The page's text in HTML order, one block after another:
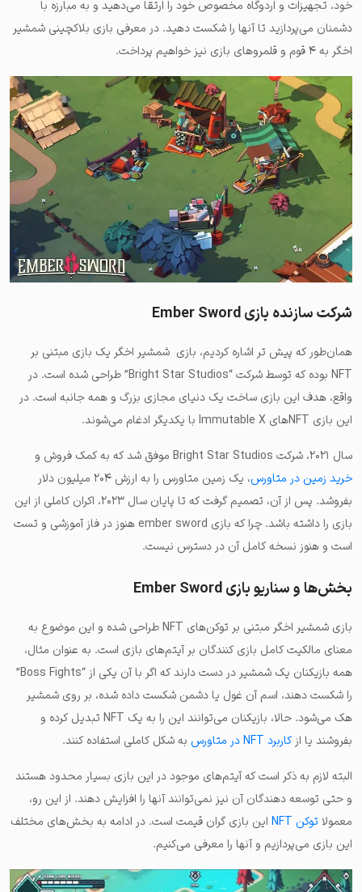
خود، تجهیزات و اردوگاه مخصوص خود را ارتقا می‌دهید و به مبارزه با
دشمنان می‌پردازید تا آنها را شکست دهید. در معرفی بازی بلاکچینی شمشیر
اخگر به ۴ قوم و قلمروهای بازی نیز خواهیم پرداخت.
شرکت سازنده بازی Ember Sword
همان‌طور که پیش تر اشاره کردیم، بازی شمشیر اخگر یک بازی مبتنی بر
NFT بوده که توسط شرکت “Bright Star Studios” طراحی شده است. در
واقع، هدف این بازی ساخت یک دنیای مجازی بزرگ و همه جانبه است. در
این بازی NFTهای Immutable X با یکدیگر ادغام می‌شوند.
سال ۲۰۲۱، شرکت Bright Star Studios موفق شد که به کمک فروش و
خرید زمین در متاورس
، یک زمین متاورس را به ارزش ۲۰۴ میلیون دلار
بفروشد. پس از آن، تصمیم گرفت که تا پایان سال ۲۰۲۳، اکران کاملی از این
بازی را داشته باشد. چرا که بازی ember sword هنوز در فاز آموزشی و تست
است و هنوز نسخه کامل آن در دسترس نیست.
بخش‌ها و سناریو بازی Ember Sword
بازی شمشیر اخگر مبتنی بر توکن‌های NFT طراحی شده و این موضوع به
معنای مالکیت کامل بازی کنندگان بر آیتم‌های بازی است. به عنوان مثال،
همه بازیکنان یک شمشیر در دست دارند که اگر با آن یکی از “Boss Fights”
را شکست دهند، اسم آن غول یا دشمن شکست داده شده، بر روی شمشیر
هک می‌شود. حالا، بازیکنان می‌توانند این را به یک NFT تبدیل کرده و
بفروشند یا ازکاربرد NFT در متاورس به شکل کاملی استفاده کنند.
البته لازم به ذکر است که آیتم‌های موجود در این بازی بسیار محدود هستند
و حتی توسعه دهندگان آن نیز نمی‌توانند آنها را افزایش دهند. از این رو،
معمولا توکن NFT
این بازی گران قیمت است. در ادامه به بخش‌های مختلف
این بازی می‌پردازیم و آنها را معرفی می‌کنیم.